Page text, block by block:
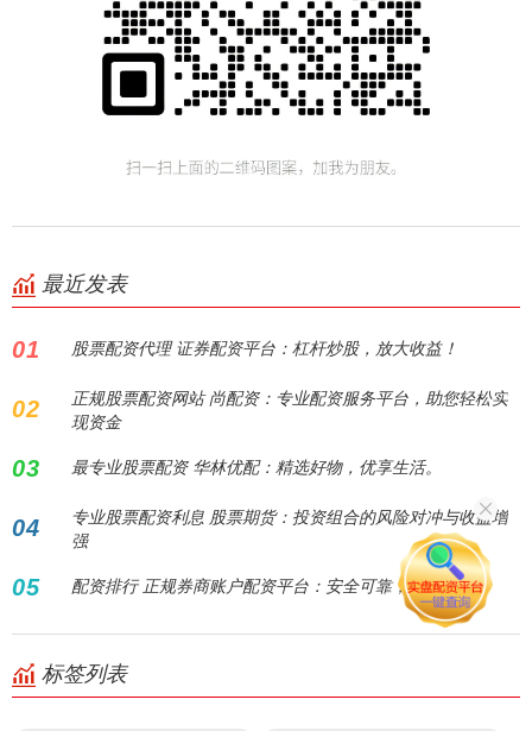
最近发表
01 股票配资代理 证券配资平台：杠杆炒股，放大收益！
02
正规股票配资网站 尚配资：专业配资服务平台，助您轻松实
现资金
03 最专业股票配资 华林优配：精选好物，优享生活。
04
专业股票配资利息 股票期货：投资组合的风险对冲与收益增
强
05 配资排行 正规券商账户配资平台：安全可靠，专业之选
标签列表